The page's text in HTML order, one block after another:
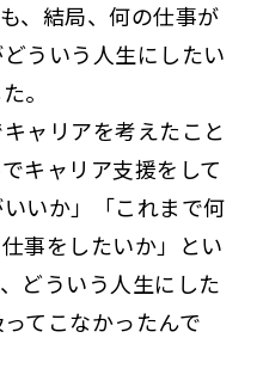
、結局、何の仕事が
ういう人生にしたい
。
ャリアを考えたこと
キャリア支援をして
いか」「これまで何
事をしたいか」とい
どういう人生にした
てこなかったんで